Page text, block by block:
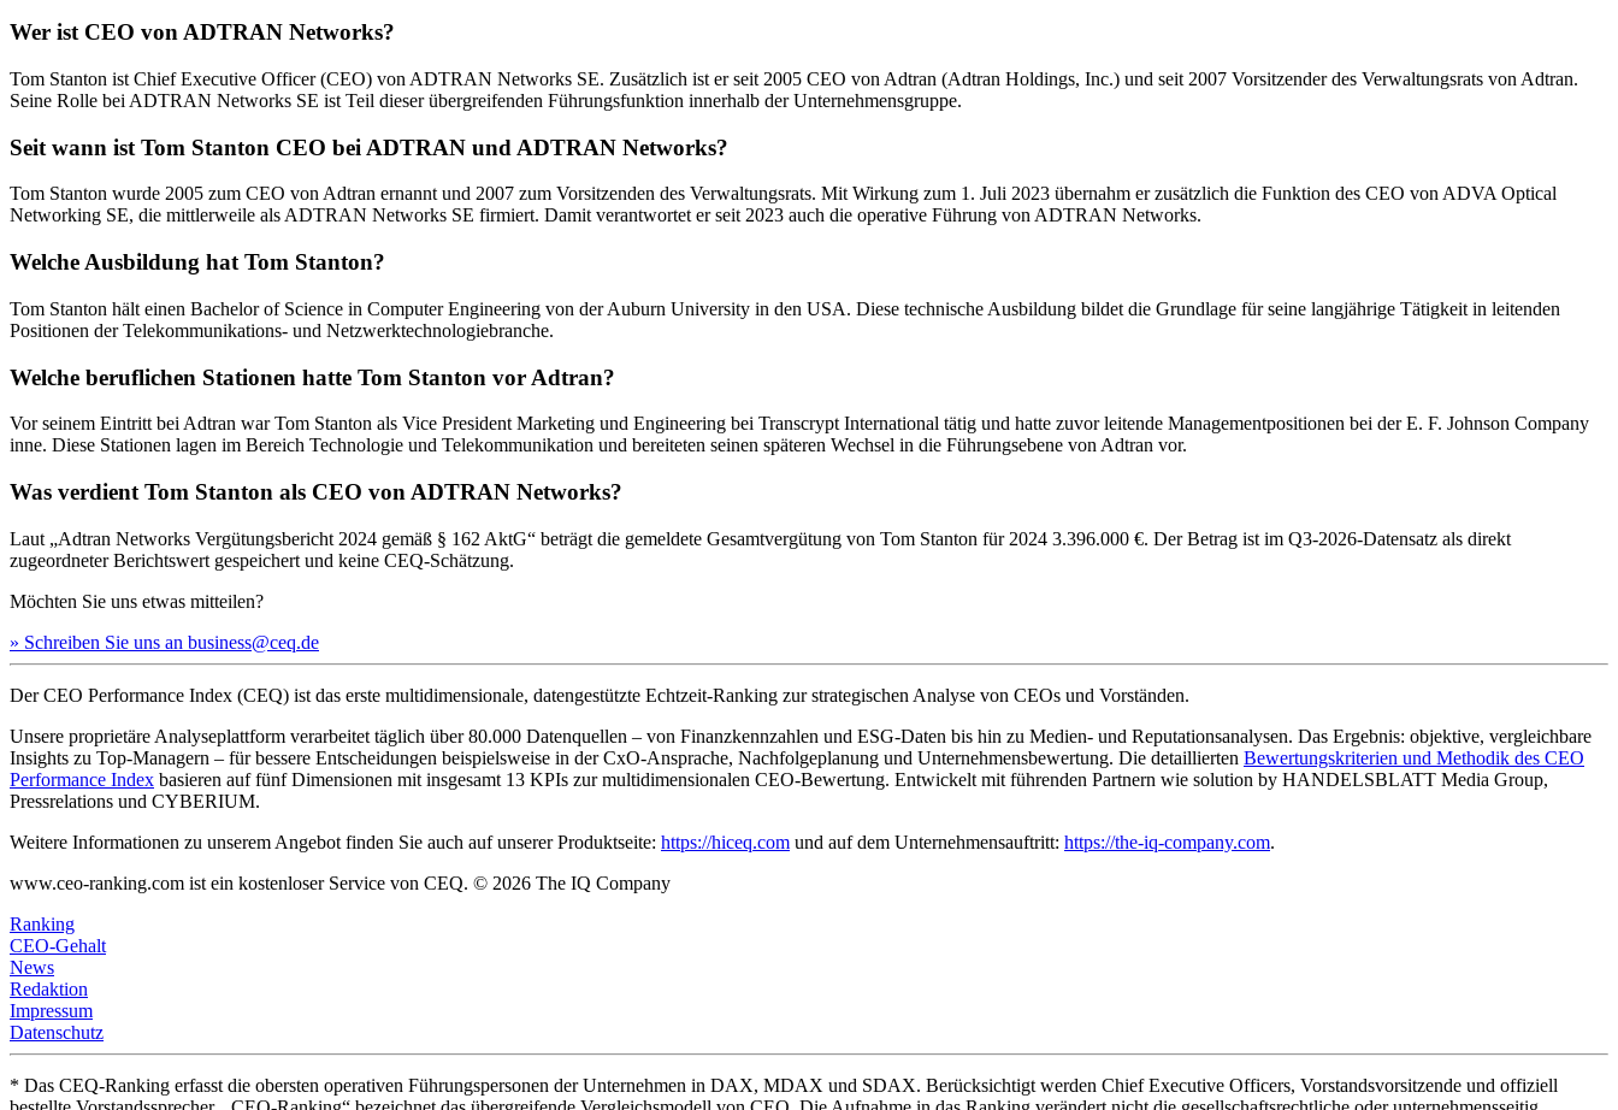
Wer ist CEO von ADTRAN Networks?
Tom Stanton ist Chief Executive Officer (CEO) von ADTRAN Networks SE. Zusätzlich ist er seit 2005 CEO von Adtran (Adtran Holdings, Inc.) und seit 2007 Vorsitzender des Verwaltungsrats von Adtran.
Seine Rolle bei ADTRAN Networks SE ist Teil dieser übergreifenden Führungsfunktion innerhalb der Unternehmensgruppe.
Seit wann ist Tom Stanton CEO bei ADTRAN und ADTRAN Networks?
Tom Stanton wurde 2005 zum CEO von Adtran ernannt und 2007 zum Vorsitzenden des Verwaltungsrats. Mit Wirkung zum 1. Juli 2023 übernahm er zusätzlich die Funktion des CEO von ADVA Optical
Networking SE, die mittlerweile als ADTRAN Networks SE firmiert. Damit verantwortet er seit 2023 auch die operative Führung von ADTRAN Networks.
Welche Ausbildung hat Tom Stanton?
Tom Stanton hält einen Bachelor of Science in Computer Engineering von der Auburn University in den USA. Diese technische Ausbildung bildet die Grundlage für seine langjährige Tätigkeit in leitenden
Positionen der Telekommunikations- und Netzwerktechnologiebranche.
Welche beruflichen Stationen hatte Tom Stanton vor Adtran?
Vor seinem Eintritt bei Adtran war Tom Stanton als Vice President Marketing und Engineering bei Transcrypt International tätig und hatte zuvor leitende Managementpositionen bei der E. F. Johnson Company
inne. Diese Stationen lagen im Bereich Technologie und Telekommunikation und bereiteten seinen späteren Wechsel in die Führungsebene von Adtran vor.
Was verdient Tom Stanton als CEO von ADTRAN Networks?
Laut „Adtran Networks Vergütungsbericht 2024 gemäß § 162 AktG“ beträgt die gemeldete Gesamtvergütung von Tom Stanton für 2024 3.396.000 €. Der Betrag ist im Q3-2026-Datensatz als direkt
zugeordneter Berichtswert gespeichert und keine CEQ-Schätzung.
Möchten Sie uns etwas mitteilen?
» Schreiben Sie uns an business@ceq.de
Der CEO Performance Index (CEQ) ist das erste multidimensionale, datengestützte Echtzeit-Ranking zur strategischen Analyse von CEOs und Vorständen.
Unsere proprietäre Analyseplattform verarbeitet täglich über 80.000 Datenquellen – von Finanzkennzahlen und ESG-Daten bis hin zu Medien- und Reputationsanalysen. Das Ergebnis: objektive, vergleichbare
Insights zu Top-Managern – für bessere Entscheidungen beispielsweise in der CxO-Ansprache, Nachfolgeplanung und Unternehmensbewertung. Die detaillierten Bewertungskriterien und Methodik des CEO
Performance Index basieren auf fünf Dimensionen mit insgesamt 13 KPIs zur multidimensionalen CEO-Bewertung. Entwickelt mit führenden Partnern wie solution by HANDELSBLATT Media Group,
Pressrelations und CYBERIUM.
Weitere Informationen zu unserem Angebot finden Sie auch auf unserer Produktseite: https://hiceq.com und auf dem Unternehmensauftritt: https://the-iq-company.com.
www.ceo-ranking.com ist ein kostenloser Service von CEQ. © 2026 The IQ Company
Ranking
CEO-Gehalt
News
Redaktion
Impressum
Datenschutz
* Das CEQ-Ranking erfasst die obersten operativen Führungspersonen der Unternehmen in DAX, MDAX und SDAX. Berücksichtigt werden Chief Executive Officers, Vorstandsvorsitzende und offiziell